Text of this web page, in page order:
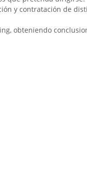
y contratación de
obteniendo